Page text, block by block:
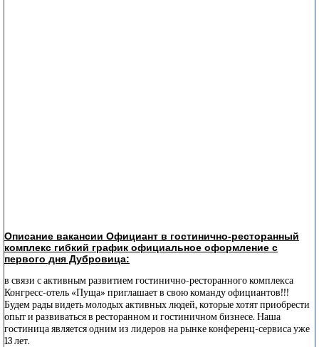
Описание вакансии Официант в гостинично-ресторанный
комплекс гибкий график официальное оформление с
первого дня Дубровица:
в связи с активным развитием гостинично-ресторанного комплекса
Конгресс-отель «Пуща» приглашает в свою команду официантов!!!
Будем рады видеть молодых активных людей, которые хотят приобрести
опыт и развиваться в ресторанном и гостиничном бизнесе. Наша
гостиница является одним из лидеров на рынке конференц-сервиса уже
13 лет.